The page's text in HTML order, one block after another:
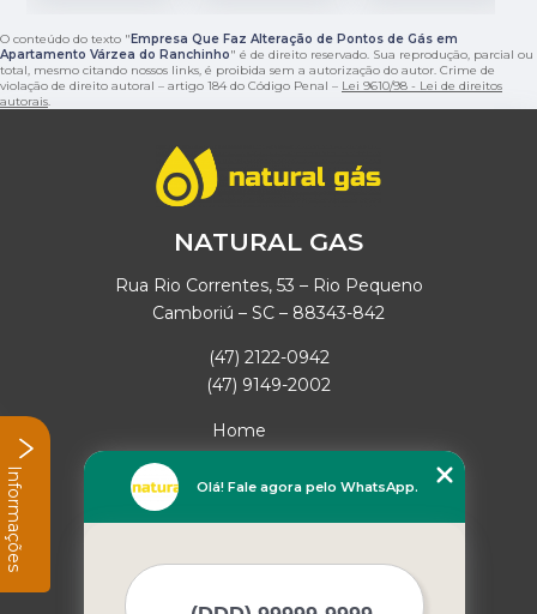
O conteúdo do texto " Empresa Que Faz Alteração de Pontos de Gás em
Apartamento Várzea do Ranchinho" é de direito reservado. Sua reprodução, parcial ou
total, mesmo citando nossos links, é proibida sem a autorização do autor. Crime de
violação de direito autoral – artigo 184 do Código Penal – Lei 9610/98 - Lei de direitos
autorais.
NATURAL GAS
Rua Rio Correntes, 53 – Rio Pequeno
Camboriú – SC – 88343-842
(47) 2122-0942
(47) 9149-2002
Home
Empresa
Missão
Mapa do site
Olá! Fale agora pelo WhatsApp.
Informações